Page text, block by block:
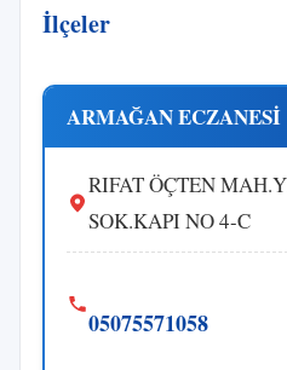
İlçeler
ARMAĞAN ECZANESİ
RIFAT ÖÇTEN
SOK.KAPI NO 4-C
05075571058